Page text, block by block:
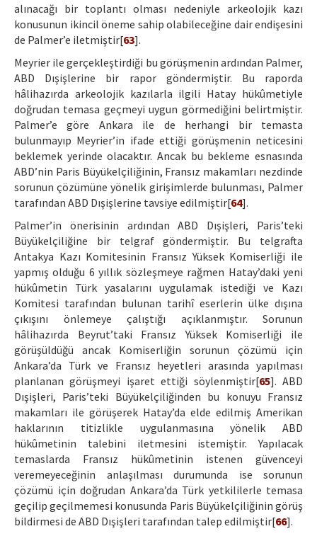
alınacağı bir toplantı olması nedeniyle arkeolojik kazı
konusunun ikincil öneme sahip olabileceğine dair endişesini
de Palmer’e iletmiştir[63].
Meyrier ile gerçekleştirdiği bu görüşmenin ardından Palmer,
ABD Dışişlerine bir rapor göndermiştir. Bu raporda
hâlihazırda arkeolojik kazılarla ilgili Hatay hükûmetiyle
doğrudan temasa geçmeyi uygun görmediğini belirtmiştir.
Palmer’e göre Ankara ile de herhangi bir temasta
bulunmayıp Meyrier’in ifade ettiği görüşmenin neticesini
beklemek yerinde olacaktır. Ancak bu bekleme esnasında
ABD’nin Paris Büyükelçiliğinin, Fransız makamları nezdinde
sorunun çözümüne yönelik girişimlerde bulunması, Palmer
tarafından ABD Dışişlerine tavsiye edilmiştir[64].
Palmer’in önerisinin ardından ABD Dışişleri, Paris’teki
Büyükelçiliğine bir telgraf göndermiştir. Bu telgrafta
Antakya Kazı Komitesinin Fransız Yüksek Komiserliği ile
yapmış olduğu 6 yıllık sözleşmeye rağmen Hatay’daki yeni
hükûmetin Türk yasalarını uygulamak istediği ve Kazı
Komitesi tarafından bulunan tarihî eserlerin ülke dışına
çıkışını önlemeye çalıştığı açıklanmıştır. Sorunun
hâlihazırda Beyrut’taki Fransız Yüksek Komiserliği ile
görüşüldüğü ancak Komiserliğin sorunun çözümü için
Ankara’da Türk ve Fransız heyetleri arasında yapılması
planlanan görüşmeyi işaret ettiği söylenmiştir[65]. ABD
Dışişleri, Paris’teki Büyükelçiliğinden bu konuyu Fransız
makamları ile görüşerek Hatay’da elde edilmiş Amerikan
haklarının titizlikle uygulanmasına yönelik ABD
hükûmetinin talebini iletmesini istemiştir. Yapılacak
temaslarda Fransız hükûmetinin istenen güvenceyi
veremeyeceğinin anlaşılması durumunda ise sorunun
çözümü için doğrudan Ankara’da Türk yetkililerle temasa
geçilip geçilmemesi konusunda Paris Büyükelçiliğinin görüş
bildirmesi de ABD Dışişleri tarafından talep edilmiştir[66].